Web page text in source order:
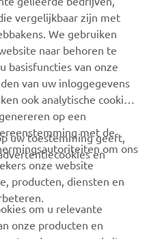
toepassingen en
in het vaandel hebben
vergelijkbaar zijn met
We gebruiken
naar behoren te
basisfuncties van onze
van uw inloggegevens
ook analytische cookies
op een
met de
om ons
onze website
producten, diensten en
uw toestemming geeft,
en
om u relevante
onze producten en